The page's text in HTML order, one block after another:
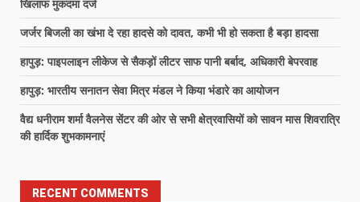
खिलाफ मुकदमा दर्ज
जर्जर बिजली का खंभा दे रहा हादसे को दावत, कभी भी हो सकता है बड़ा हादसा
हापुड़: पाइपलाइन लीकेज से सैकड़ों लीटर साफ पानी बर्बाद, अधिकारी बेपरवाह
हापुड़: भारतीय सनातन सेवा मित्र मंडल ने किया भंडारे का आयोजन
वैद्य धनीराम शर्मा वैलनेस सेंटर की ओर से सभी क्षेत्रवासियों को सावन मास शिवरात्रि
की हार्दिक शुभकामनाएं
RECENT COMMENTS